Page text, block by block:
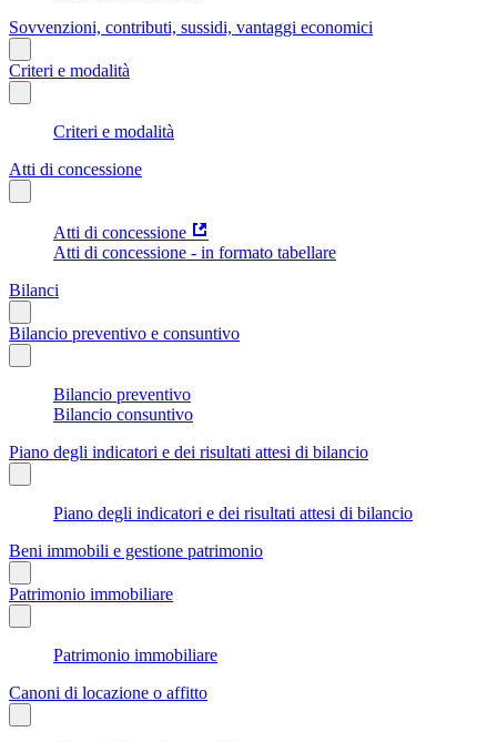
Sovvenzioni, contributi, sussidi, vantaggi economici
Criteri e modalità
Criteri e modalità
Atti di concessione
Atti di concessione
Atti di concessione - in formato tabellare
Bilanci
Bilancio preventivo e consuntivo
Bilancio preventivo
Bilancio consuntivo
Piano degli indicatori e dei risultati attesi di bilancio
Piano degli indicatori e dei risultati attesi di bilancio
Beni immobili e gestione patrimonio
Patrimonio immobiliare
Patrimonio immobiliare
Canoni di locazione o affitto